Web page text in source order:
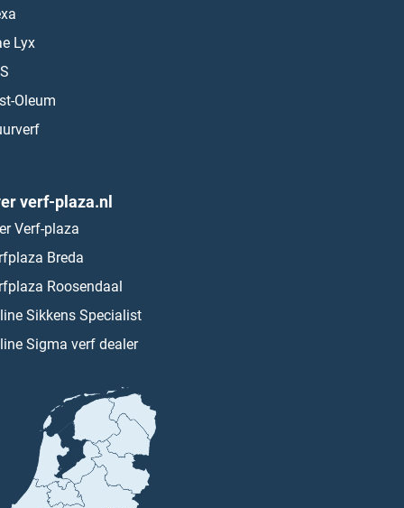
Lyx
Oleum
verf-plaza.nl
Verf-plaza
Breda
Roosendaal
Sikkens Specialist
Sigma verf dealer